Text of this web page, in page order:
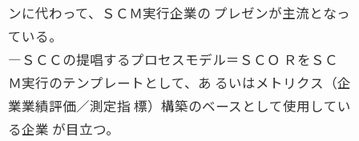
ンに代わって、ＳＣＭ実行企業の プレゼンが主流となっ
ている。
―ＳＣＣの提唱するプロセスモデル＝ＳＣＯ ＲをＳＣ
Ｍ実行のテンプレートとして、あ るいはメトリクス（企
業業績評価／測定指 標）構築のベースとして使用してい
る企業 が目立つ。